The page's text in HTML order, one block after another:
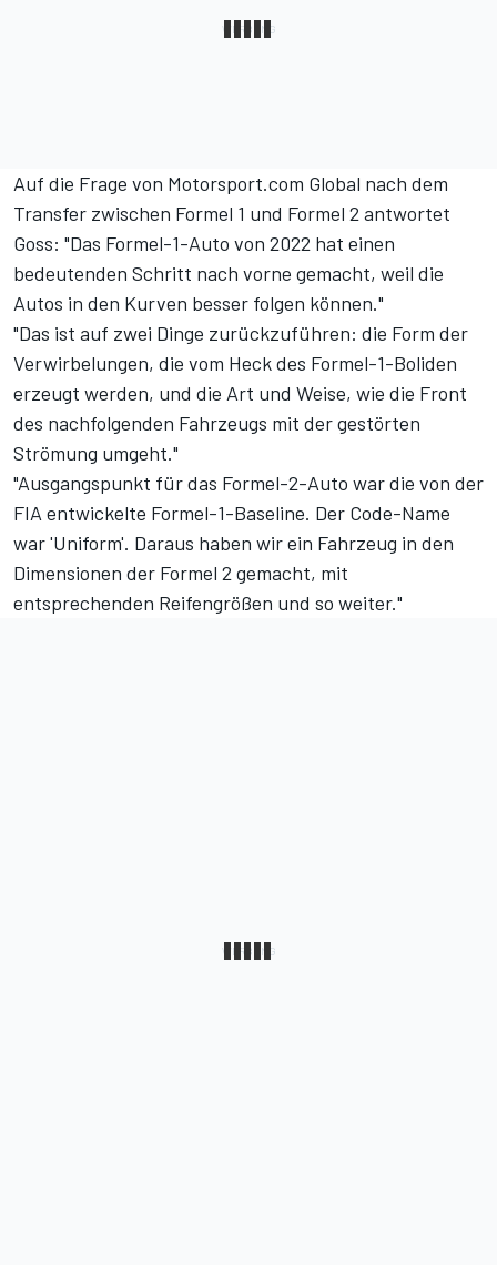
Auf die Frage von Motorsport.com Global nach dem
Transfer zwischen Formel 1 und Formel 2 antwortet
Goss: "Das Formel-1-Auto von 2022 hat einen
bedeutenden Schritt nach vorne gemacht, weil die
Autos in den Kurven besser folgen können."
"Das ist auf zwei Dinge zurückzuführen: die Form der
Verwirbelungen, die vom Heck des Formel-1-Boliden
erzeugt werden, und die Art und Weise, wie die Front
des nachfolgenden Fahrzeugs mit der gestörten
Strömung umgeht."
"Ausgangspunkt für das Formel-2-Auto war die von der
FIA entwickelte Formel-1-Baseline. Der Code-Name
war 'Uniform'. Daraus haben wir ein Fahrzeug in den
Dimensionen der Formel 2 gemacht, mit
entsprechenden Reifengrößen und so weiter."